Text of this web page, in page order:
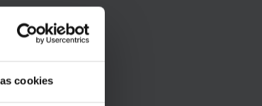
cookies